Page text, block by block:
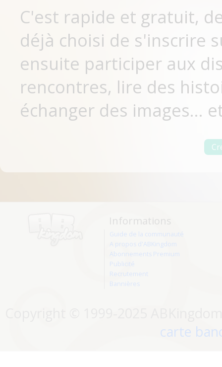
C'est rapide et gratuit,
déjà choisi de s'inscrire
ensuite participer aux
rencontres, lire des
échanger des images...
Informations
Guide de la communauté
A propos d'ABKingdom
Abonnements Premium
Publicité
Recrutement
Bannières
carte